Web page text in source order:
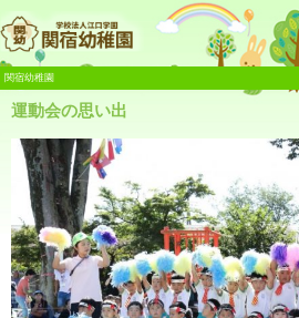
関宿幼稚園
関宿幼稚園
運動会の思い出